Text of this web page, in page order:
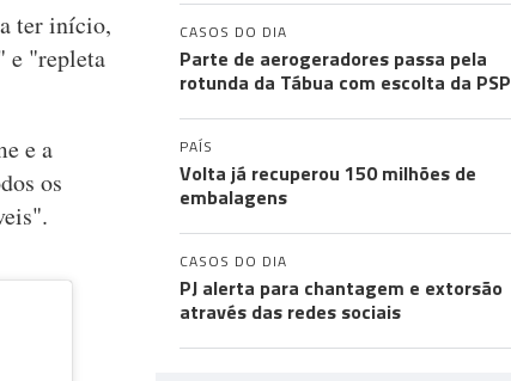
ter início,
e "repleta
e a
os
CASOS DO DIA
Parte de aerogeradores passa pela
rotunda da Tábua com escolta da PSP
PAÍS
Volta já recuperou 150 milhões de
embalagens
CASOS DO DIA
PJ alerta para chantagem e extorsão
através das redes sociais